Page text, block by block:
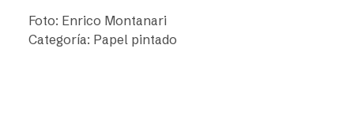
Foto: Enrico Montanari
Categoría: Papel pintado